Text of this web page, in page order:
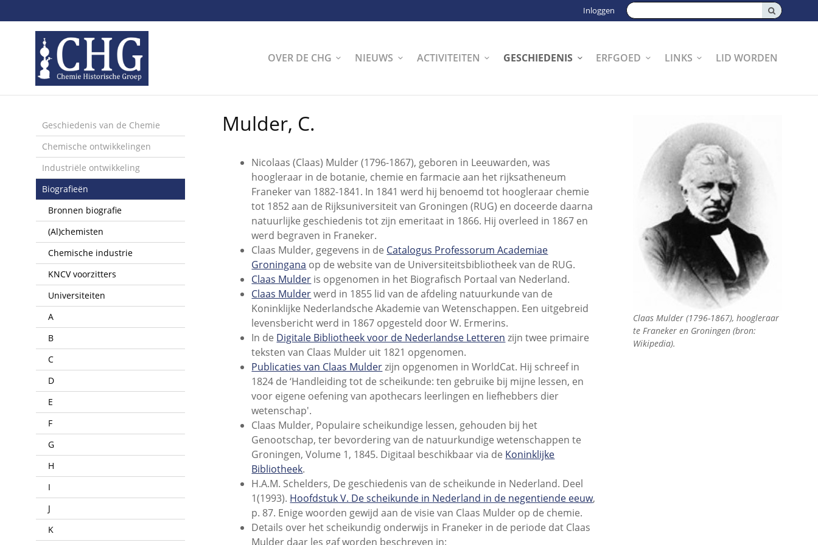
links
Spring
naar
de
inhoud
naar
het
menu
Zoeken:
Inloggen
OVER DE CHG NIEUWS ACTIVITEITEN GESCHIEDENIS ERFGOED LINKS LID WORDEN
Mulder, C.
Nicolaas (Claas) Mulder (1796-1867), geboren in Leeuwarden, was
hoogleraar in de botanie, chemie en farmacie aan het rijksatheneum
Franeker van 1882-1841. In 1841 werd hij benoemd tot hoogleraar chemie
tot 1852 aan de Rijksuniversiteit van Groningen (RUG) en doceerde daarna
natuurlijke geschiedenis tot zijn emeritaat in 1866. Hij overleed in 1867 en
werd begraven in Franeker.
Claas Mulder, gegevens in de Catalogus Professorum Academiae
Groningana op de website van de Universiteitsbibliotheek van de RUG.
Claas Mulder is opgenomen in het Biografisch Portaal van Nederland.
Claas Mulderwerd in 1855 lid van de afdeling natuurkunde van de
Koninklijke Nederlandsche Akademie van Wetenschappen. Een uitgebreid
levensbericht werd in 1867 opgesteld door W. Ermerins.
In de Digitale Bibliotheek voor de Nederlandse Letteren zijn twee primaire
teksten van Claas Mulder uit 1821 opgenomen.
Publicaties van Claas Mulderzijn opgenomen in WorldCat. Hij schreef in
1824 de ‘Handleiding tot de scheikunde: ten gebruike bij mijne lessen, en
voor eigene oefening van apothecars leerlingen en liefhebbers dier
wetenschap'.
Claas Mulder, Populaire scheikundige lessen, gehouden bij het
Genootschap, ter bevordering van de natuurkundige wetenschappen te
Groningen, Volume 1, 1845. Digitaal beschikbaar via de Koninklijke
Bibliotheek.
H.A.M. Schelders, De geschiedenis van de scheikunde in Nederland. Deel
1(1993). Hoofdstuk V. De scheikunde in Nederland in de negentiende eeuw,
p. 87. Enige woorden gewijd aan de visie van Claas Mulder op de chemie.
Details over het scheikundig onderwijs in Franeker in de periode dat Claas
Mulder daar les gaf worden beschreven in:
Geschiedenis van de Chemie
Chemische ontwikkelingen
Industriële ontwikkeling
Biografieën
Bronnen biografie
(Al)chemisten
Chemische industrie
KNCV voorzitters
Universiteiten
A
B
C
D
E
F
G
H
I
J
K
Claas Mulder (1796-1867), hoogleraar
te Franeker en Groningen (bron:
Wikipedia).